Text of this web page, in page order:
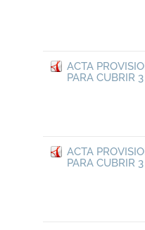
ACTA
PARA CUBRIR
ACTA
PARA CUBRIR